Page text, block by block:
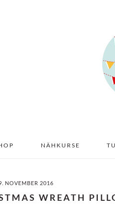
NÄHKURSE
NOVEMBER 2016
WREATH